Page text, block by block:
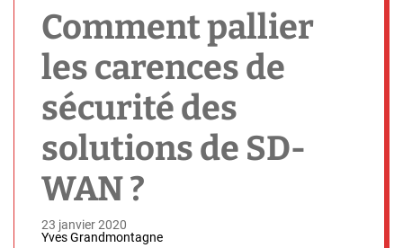
Comment pallier
les carences de
sécurité des
solutions de SD-
WAN ?
23 janvier 2020
Yves Grandmontagne